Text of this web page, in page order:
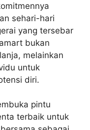
sehari-hari
yang tersebar
bukan
melainkan
untuk
diri.
pintu
terbaik untuk